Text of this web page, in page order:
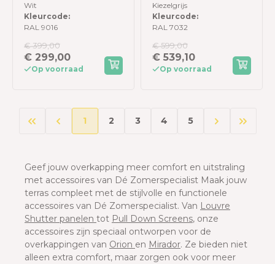
Wit
Kleurcode:
RAL 9016
€ 299,00
€ 399,00
Op voorraad
Kiezelgrijs
Kleurcode:
RAL 7032
€ 539,10
€ 599,00
Op voorraad
1 2 3 4 5
Geef jouw overkapping meer comfort en uitstraling
met accessoires van Dé Zomerspecialist Maak jouw
terras compleet met de stijlvolle en functionele
accessoires van Dé Zomerspecialist. Van Louvre
Shutter panelen tot Pull Down Screens, onze
accessoires zijn speciaal ontworpen voor de
overkappingen van Orion en Mirador. Ze bieden niet
alleen extra comfort, maar zorgen ook voor meer